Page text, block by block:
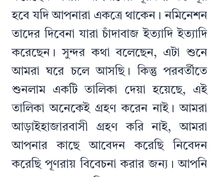
হবে যদি আপনারা একত্রে থাকেন। নমিনেশন
তাদের দিবেনা যারা চাঁদাবাজ ইত্যাদি ইত্যাদি
করেছেন। সুন্দর কথা বলেছেন, এটা শুনে
আমরা ঘরে চলে আসছি। কিন্তু পরবর্তীতে
শুনলাম একটি তালিকা দেয়া হয়েছে, এই
তালিকা অনেকেই গ্রহণ করেন নাই। আমরা
আড়াইহাজারবাসী গ্রহণ করি নাই, আমরা
আপনার কাছে আবেদন করেছি নিবেদন
করেছি পূণরায় বিবেচনা করার জন্য। আপনি